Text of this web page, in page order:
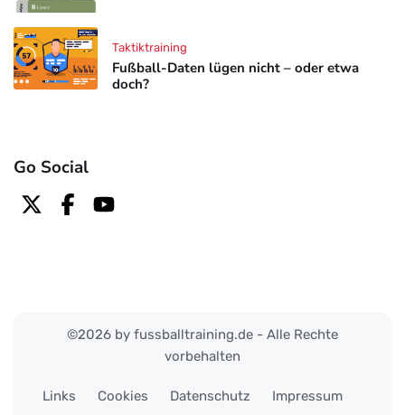
Fußball-Daten lügen nicht – oder etwa
doch?
Taktiktraining
Go Social
©2026 by fussballtraining.de - Alle Rechte
vorbehalten
Links Cookies Datenschutz Impressum